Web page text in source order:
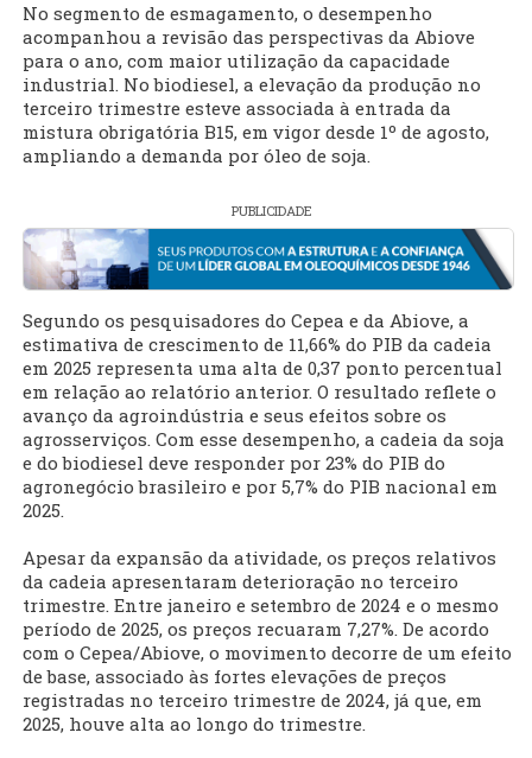
No segmento de esmagamento, o desempenho
acompanhou a revisão das perspectivas da Abiove
para o ano, com maior utilização da capacidade
industrial. No biodiesel, a elevação da produção no
terceiro trimestre esteve associada à entrada da
mistura obrigatória B15, em vigor desde 1º de agosto,
ampliando a demanda por óleo de soja.
PUBLICIDADE
Segundo os pesquisadores do Cepea e da Abiove, a
estimativa de crescimento de 11,66% do PIB da cadeia
em 2025 representa uma alta de 0,37 ponto percentual
em relação ao relatório anterior. O resultado reflete o
avanço da agroindústria e seus efeitos sobre os
agrosserviços. Com esse desempenho, a cadeia da soja
e do biodiesel deve responder por 23% do PIB do
agronegócio brasileiro e por 5,7% do PIB nacional em
2025.
Apesar da expansão da atividade, os preços relativos
da cadeia apresentaram deterioração no terceiro
trimestre. Entre janeiro e setembro de 2024 e o mesmo
período de 2025, os preços recuaram 7,27%. De acordo
com o Cepea/Abiove, o movimento decorre de um efeito
de base, associado às fortes elevações de preços
registradas no terceiro trimestre de 2024, já que, em
2025, houve alta ao longo do trimestre.